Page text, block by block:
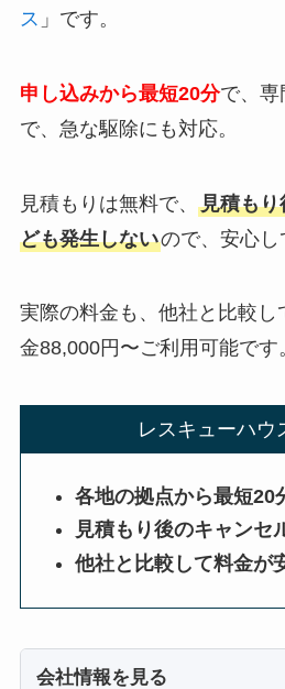
ス 」です。
申し込みから最短20分で、専
で、急な駆除にも対応。
見積もりは無料で、 見積もり
ども発生しないので、安心し
実際の料金も、他社と比較し
金88,000円〜ご利用可能です
レスキューハウ
各地の拠点から最短20
見積もり後のキャンセ
他社と比較して料金が
会社情報を見る